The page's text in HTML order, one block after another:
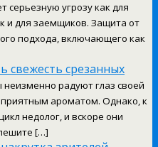
серьезную угрозу как для
и для заемщиков. Защита от
подхода, включающего как
свежесть срезанных
радуют глаз своей
ароматом. Однако, к
недолог, и вскоре они
[…]